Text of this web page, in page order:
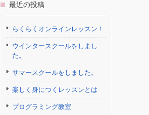
最近の投稿
らくらくオンラインレッスン！
ウインタースクールをしまし
た。
サマースクールをしました。
楽しく身につくレッスンとは
プログラミング教室